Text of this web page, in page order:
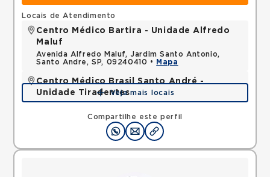
Compartilhe este perfil
Locais de Atendimento
Centro Médico Bartira - Unidade Alfredo
Maluf
Avenida Alfredo Maluf, Jardim Santo Antonio,
Santo Andre, SP, 09240410 •
Mapa
Centro Médico Brasil Santo André -
Unidade Tiradentes
Rua Tiradentes, Vila Dora, Santo Andre, SP,
09030560 •Mapa
Veja mais locais